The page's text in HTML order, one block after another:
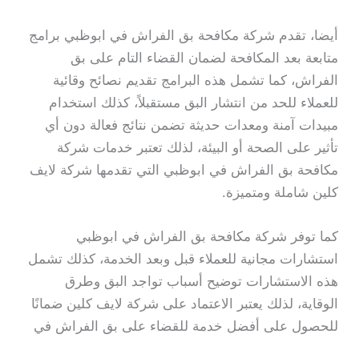
أيضا، تقدم شركة مكافحة بق الفراش في ابوظبي برامج
متابعة بعد المكافحة لضمان القضاء التام على بق
الفراش، كما تشمل هذه البرامج تقديم نصائح وقائية
للعملاء للحد من انتشار البق مستقبلاً، كذلك استخدام
مبيدات آمنة ومعدات حديثة تضمن نتائج فعالة دون أي
تأثير على الصحة أو البيئة، لذلك تعتبر خدمات شركة
مكافحة بق الفراش في ابوظبي التي تقدمها شركة لايف
كلين شاملة ومتميزة.
كما توفر شركة مكافحة بق الفراش في ابوظبي
استشارات مجانية للعملاء قبل وبعد الخدمة، كذلك تشمل
هذه الاستشارات توضيح أسباب تواجد البق وطرق
الوقاية، لذلك يعتبر الاعتماد على شركة لايف كلين ضمانًا
للحصول على أفضل خدمة للقضاء على بق الفراش في